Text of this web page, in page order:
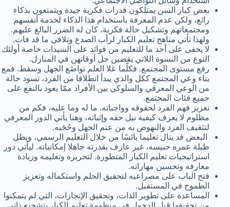
بعض كبار السن يمتلكون قدرات فكرية جيدة ويتمتعون بذكاء
رائع، ولكن عدم المعرفة باستخدام هذا الذكاء لخدمة أنفسهم
ومجتمعاتهم وتشكيل حالة فكرية، كان له الضرر البالغ عليهم.
ولهذا تأتي مناهج تعليم الكبار لرأب الصدع وتلافي ما قد فات.
لا يخفى على أحد ما للتعليم من فوائد على السيدات خاصة أولئك
النوع من النسوة اللاتي يقضين جل أوقاتهن في المنازل.
رفع مستوى المجتمع. فكلّما عَلا العلم تواضَع الجهل وسقط. فمع
بناء وعي المجتمع ككل والذي يبدأ انطلاقا من الفرد، تسود حالة
من الوعي المعرفي والسلوكي بين الأفراد ممّا يعود بالنفع على
جميع فئات المجتمع.
تعزيز فهم الفرد لحقوقه وواجباته. ما له وما عليه، فكم من
مظلوم لا يعرف كيفية نيل حقه وإثباته، وهنا يأتي الدور المعرفي
لتثقيف الفرد والنهوض به من عتم الجهل وحُجَبه.
البعض قد ينال تعليما بائسًا من خلال التعليم الرسمي، ويظل
طيلة عمره حبيسه، غير عارف بقدرته جاهلا إمكانياته. ليأتي دور
استراتيجيات تعليم الكبار المتطورة. لتحريره وتعليمه وزيادة
معارفه وتحسين مهاراته.
فتح الباب على مصراعيه لتحقيق الحلم واستكماله وتعزيز
الطموح في المستقبل.
المساعدة على تطوير الذات، وتحقيق الإنجازات، التي لم يتمكنوا